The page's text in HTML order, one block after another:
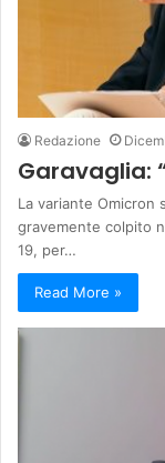
Redazione
Garavaglia:
La variante Omicron
gravemente colpito
19, per…
Read More »